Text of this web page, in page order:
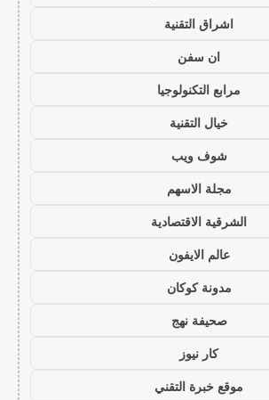
اشراق التقنية
ان سفن
مرابع التكنولوجيا
خيال التقنية
شوف ويب
مجلة الاسهم
الشرقية الاقتصادية
عالم الايفون
مدونة كوكان
صحيفة نهج
كار نيوز
موقع خبرة التقني